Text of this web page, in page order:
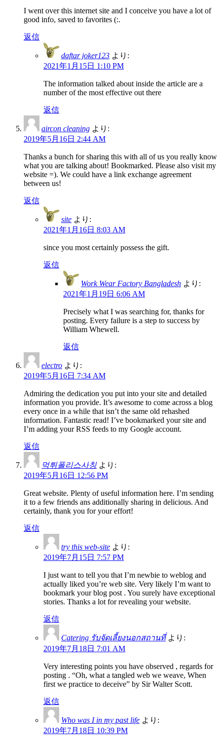
I went over this internet site and I conceive you have a lot of
good info, saved to favorites (:.
返信
daftar joker123 より:
2021年1月15日 1:10 PM
The information talked about inside the article are a
number of the most effective out there
返信
aircon cleaning より:
2019年5月16日 2:44 AM
Thanks a bunch for sharing this with all of us you really know
what you are talking about! Bookmarked. Please also visit my
website =). We could have a link exchange agreement
between us!
返信
site より:
2021年1月16日 8:03 AM
since you most certainly possess the gift.
返信
Work Wear Factory Bangladesh より:
2021年1月19日 6:06 AM
Precisely what I was searching for, thanks for
posting. Every failure is a step to success by
William Whewell.
返信
electro より:
2019年5月16日 7:34 AM
Admiring the dedication you put into your site and detailed
information you provide. It’s awesome to come across a blog
every once in a while that isn’t the same old rehashed
information. Fantastic read! I’ve bookmarked your site and
I’m adding your RSS feeds to my Google account.
返信
먹튀폴리스사칭 より:
2019年5月16日 12:56 PM
Great website. Plenty of useful information here. I’m sending
it to a few friends ans additionally sharing in delicious. And
certainly, thank you for your effort!
返信
try this web-site より:
2019年7月15日 7:57 PM
I just want to tell you that I’m newbie to weblog and
actually liked you’re web site. Very likely I’m want to
bookmark your blog post . You surely have exceptional
stories. Thanks a lot for revealing your website.
返信
Catering รับจัดเลี้ยงนอกสถานที่ より:
2019年7月18日 7:01 AM
Very interesting points you have observed , regards for
posting . “Oh, what a tangled web we weave, When
first we practice to deceive” by Sir Walter Scott.
返信
Who was I in my past life より:
2019年7月18日 10:39 PM